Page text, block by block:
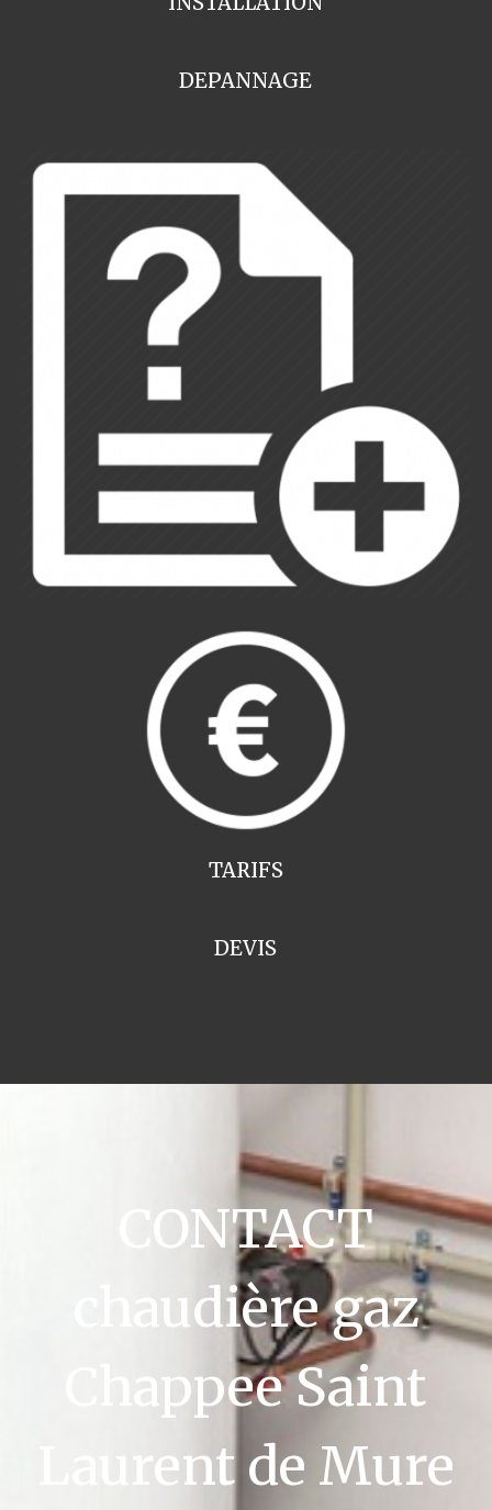
DEPANNAGE
TARIFS
DEVIS
CONTACT
chaudière gaz
Chappee Saint
Laurent de Mure